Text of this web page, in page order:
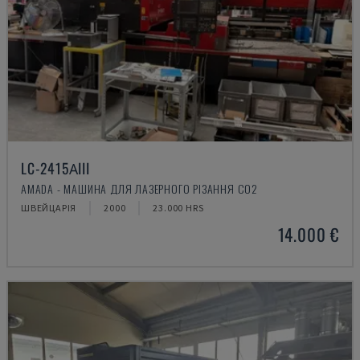
LC-2415ΑIII
AMADA - МАШИНА ДЛЯ ЛАЗЕРНОГО РІЗАННЯ CO2
ШВЕЙЦАРІЯ 2000 23.000 HRS
14.000 €